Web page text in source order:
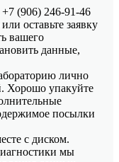
(906) 246-91-46
оставьте заявку
вашего
данные,
лично
Хорошо упакуйте
посылки
с диском.
мы